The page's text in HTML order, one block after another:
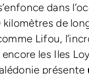
dans
de
Lifou,
encore les Iles
présente